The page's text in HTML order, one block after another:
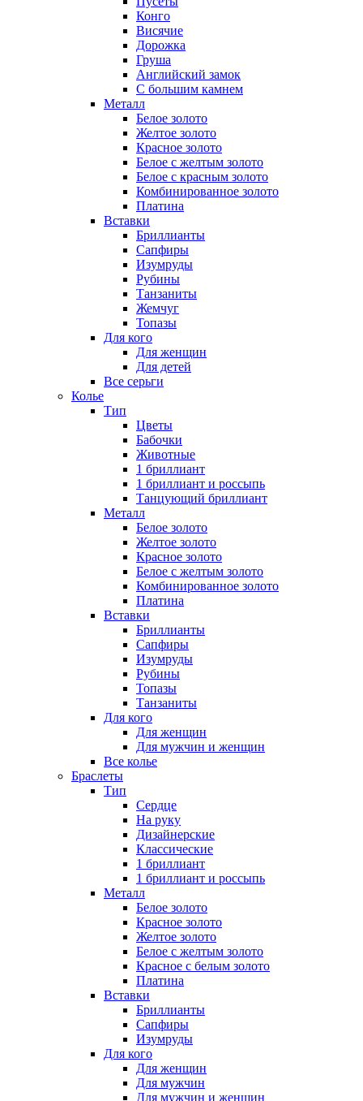
Конго
Висячие
Дорожка
Груша
Английский замок
С большим камнем
Металл
Белое золото
Желтое золото
Красное золото
Белое с желтым золото
Белое с красным золото
Комбинированное золото
Платина
Вставки
Бриллианты
Сапфиры
Изумруды
Рубины
Танзаниты
Жемчуг
Топазы
Для кого
Для женщин
Для детей
Все серьги
Колье
Тип
Цветы
Бабочки
Животные
1 бриллиант
1 бриллиант и россыпь
Танцующий бриллиант
Металл
Белое золото
Желтое золото
Красное золото
Белое с желтым золото
Комбинированное золото
Платина
Вставки
Бриллианты
Сапфиры
Изумруды
Рубины
Топазы
Танзаниты
Для кого
Для женщин
Для мужчин и женщин
Все колье
Браслеты
Тип
Сердце
На руку
Дизайнерские
Классические
1 бриллиант
1 бриллиант и россыпь
Металл
Белое золото
Красное золото
Желтое золото
Белое с желтым золото
Красное с белым золото
Платина
Вставки
Бриллианты
Сапфиры
Изумруды
Для кого
Для женщин
Для мужчин
Для мужчин и женщин